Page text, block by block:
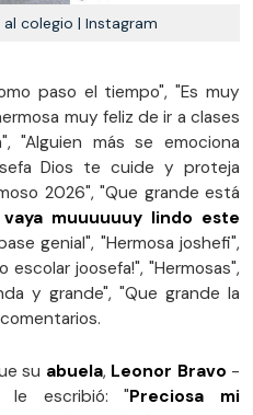
colegio | Instagram
paso el tiempo", "Es muy
muy feliz de ir a clases
"Alguien más se emociona
Dios te cuide y proteja
2026", "Que grande está
muuuuuuy lindo este
genial", "Hermosa joshefi",
joosefa!", "Hermosas",
y grande", "Que grande la
su abuela, Leonor Bravo -
le escribió: "Preciosa mi